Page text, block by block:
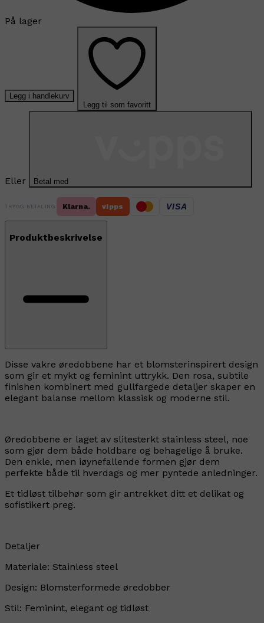
På lager
Legg i handlekurv
Legg til som favoritt
Eller Betal med
TRYGG BETALING Klarna. vipps VISA
Produktbeskrivelse
Disse vakre øredobbene har et blomsterinspirert design
som gir et mykt og feminint uttrykk. Den rosa, subtile
finishen kombinert med gullfargede detaljer skaper en
elegant balanse mellom klassisk og moderne stil.
Øredobbene er laget av slitesterkt stainless steel, noe
som gjør dem både holdbare og behagelige å bruke.
Den enkle, men iøynefallende formen gjør dem
perfekte både til hverdags og mer pyntede anledninger.
Et tidløst tilbehør som gir antrekket ditt et delikat og
sofistikert preg.
Detaljer
Materiale: Stainless steel
Design: Blomsterformede øredobber
Stil: Feminint, elegant og tidløst